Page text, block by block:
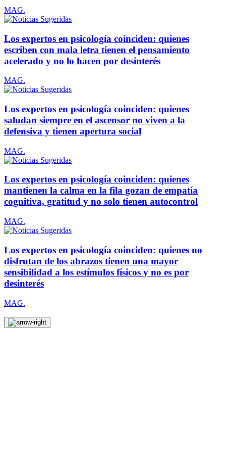
MAG.
Los expertos en psicología coinciden: quienes
escriben con mala letra tienen el pensamiento
acelerado y no lo hacen por desinterés
MAG.
Los expertos en psicología coinciden: quienes
saludan siempre en el ascensor no viven a la
defensiva y tienen apertura social
MAG.
Los expertos en psicología coinciden: quienes
mantienen la calma en la fila gozan de empatía
cognitiva, gratitud y no solo tienen autocontrol
MAG.
Los expertos en psicología coinciden: quienes no
disfrutan de los abrazos tienen una mayor
sensibilidad a los estímulos físicos y no es por
desinterés
MAG.